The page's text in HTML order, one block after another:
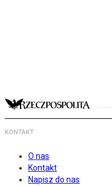
KONTAKT
O nas
Kontakt
Napisz do nas